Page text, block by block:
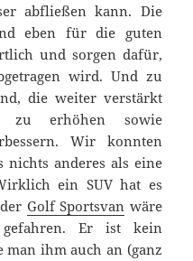
abfließen kann. Die
eben für die guten
und sorgen dafür,
wird. Und zu
die weiter verstärkt
erhöhen sowie
Wir konnten
nichts anderes als eine
ein SUV hat es
Golf Sportsvan wäre
gefahren. Er ist kein
man ihm auch an (ganz